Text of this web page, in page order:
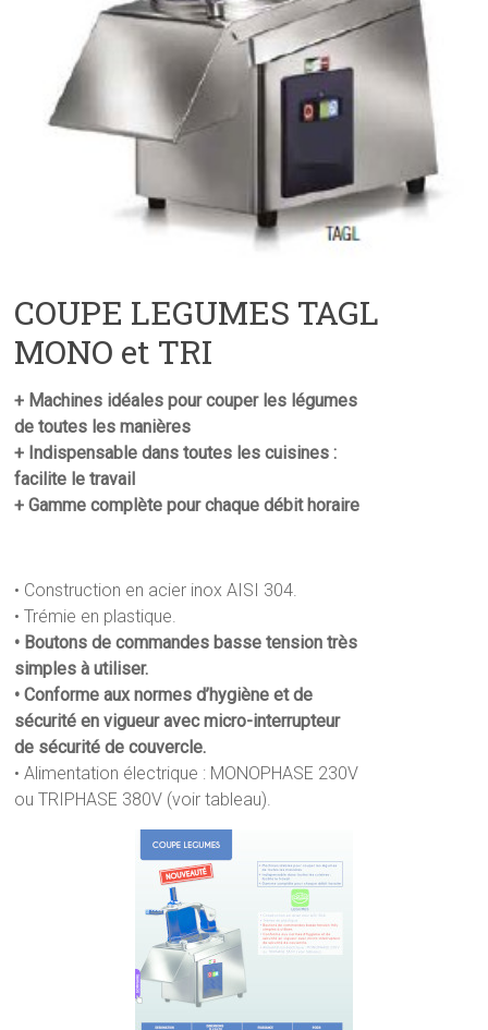
COUPE LEGUMES TAGL
MONO et TRI
+ Machines idéales pour couper les légumes
de toutes les manières
+ Indispensable dans toutes les cuisines :
facilite le travail
+ Gamme complète pour chaque débit horaire
• Construction en acier inox AISI 304.
• Trémie en plastique.
• Boutons de commandes basse tension très
simples à utiliser.
• Conforme aux normes d’hygiène et de
sécurité en vigueur avec micro-interrupteur
de sécurité de couvercle.
• Alimentation électrique : MONOPHASE 230V
ou TRIPHASE 380V (voir tableau).